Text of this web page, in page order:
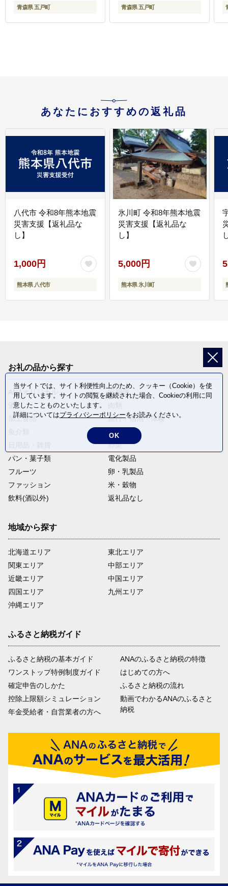
青森県 五戸町 青森県 五戸町
あなたにおすすめの返礼品
八代市 令和8年熊本地震
災害支援【返礼品な
し】
1,000円
熊本県 八代市
氷川町 令和8年熊本地震
災害支援【返礼品な
し】
5,000円
熊本県 氷川町
お礼の品から探す
ANAオリジナル
定期便
酒
加工食品
旅行・宿泊・体験
麺類
野菜
パン・菓子類
電化製品
フルーツ
卵・乳製品
ファッション
米・穀物
飲料(酒以外)
返礼品なし
地域から探す
北海道エリア
関東エリア
近畿エリア
四国エリア
沖縄エリア
東北エリア
中部エリア
中国エリア
九州エリア
ふるさと納税ガイド
ふるさと納税の基本ガイド
ワンストップ特例制度ガイド
確定申告のしかた
控除上限額シミュレーション
年金受給者・自営業者の方へ
ANAのふるさと納税の特徴
はじめての方へ
ふるさと納税の流れ
動画でわかるANAのふるさと
納税
当サイトでは、サイト利便性向上のため、クッキー（Cookie）を使
用しています。サイトの閲覧を継続された場合、Cookieの利用に同
意したことものといたします。
詳細についてはプライバシーポリシーをお読みください。
OK